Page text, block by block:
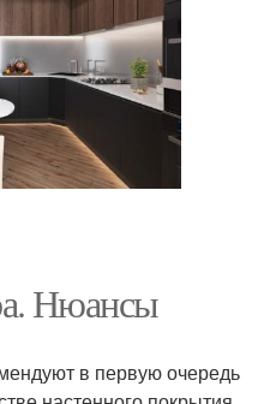
Нюансы
в первую очередь